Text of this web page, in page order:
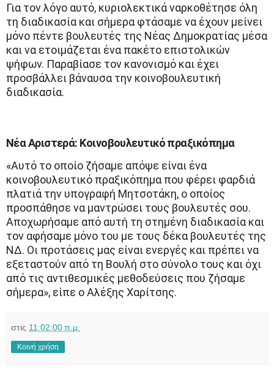
Για τον λόγο αυτό, κυριολεκτικά ναρκοθέτησε όλη
τη διαδικασία και σήμερα φτάσαμε να έχουν μείνει
μόνο πέντε βουλευτές της Νέας Δημοκρατίας μέσα
και να ετοιμάζεται ένα πακέτο επιστολικών
ψήφων. Παραβίασε τον κανονισμό και έχει
προσβάλλει βάναυσα την κοινοβουλευτική
διαδικασία.
Νέα Αριστερά: Κοινοβουλευτικό πραξικόπημα
«Αυτό το οποίο ζήσαμε απόψε είναι ένα
κοινοβουλευτικό πραξικόπημα που φέρει φαρδιά
πλατιά την υπογραφή Μητσοτάκη, ο οποίος
προσπάθησε να μαντρώσει τους βουλευτές σου.
Αποχωρήσαμε από αυτή τη στημένη διαδικασία και
τον αφήσαμε μόνο του με τους δέκα βουλευτές της
ΝΔ. Οι προτάσεις μας είναι ενεργές και πρέπει να
εξεταστούν από τη Βουλή στο σύνολο τους και όχι
από τις αντιθεσμικές μεθοδεύσεις που ζήσαμε
σήμερα», είπε ο Αλέξης Χαρίτσης.
στις 11:02:00 π.μ.
Κοινή χρήση